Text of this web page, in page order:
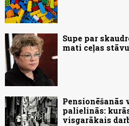
Supe par
mati ceļas
Pensionēšanās
palielinās:
visgarākais